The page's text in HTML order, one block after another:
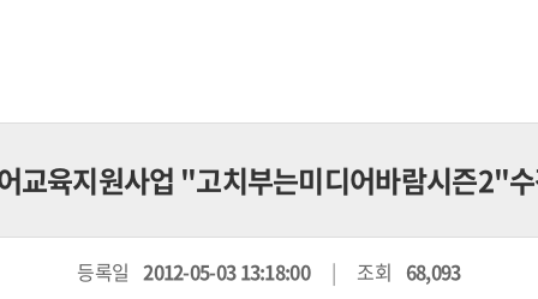
교육지원사업 "고치부는미디어바람시즌2"
등록일 2012-05-03 13:18:00 조회 68,093